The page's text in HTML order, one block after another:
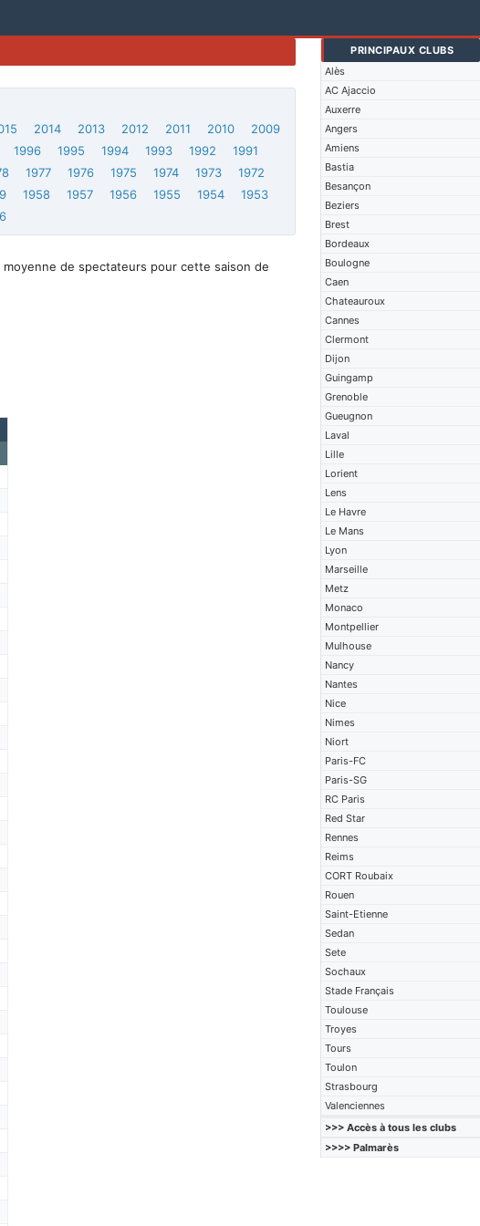
PRINCIPAUX CLUBS
Alès
AC Ajaccio
Auxerre
Angers
Amiens
Bastia
Besançon
Beziers
Brest
Bordeaux
Boulogne
Caen
Chateauroux
Cannes
Clermont
Dijon
Guingamp
Grenoble
Gueugnon
Laval
Lille
Lorient
Lens
Le Havre
Le Mans
Lyon
Marseille
Metz
Monaco
Montpellier
Mulhouse
Nancy
Nantes
Nice
Nimes
Niort
Paris-FC
Paris-SG
RC Paris
Red Star
Rennes
Reims
CORT Roubaix
Rouen
Saint-Etienne
Sedan
Sete
Sochaux
Stade Français
Toulouse
Troyes
Tours
Toulon
Strasbourg
Valenciennes
>>> Accès à tous les clubs
>>>> Palmarès
2014 2013 2012 2011 2010
2009
1996 1995 1994 1993 1992
1991
1977 1976 1975 1974 1973
1972
1958 1957 1956 1955 1954
1953
de spectateurs pour cette saison de